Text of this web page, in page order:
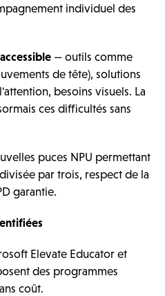
individuel des
— outils comme
de tête), solutions
besoins visuels. La
ces difficultés sans
puces NPU permettant
par trois, respect de la
garantie.
Elevate Educator et
des programmes
coût.